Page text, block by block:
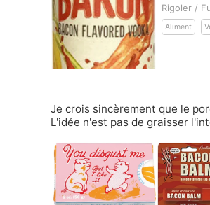
Rigoler /
Aliment
Je crois sincèrement que le
L'idée n'est pas de graisser